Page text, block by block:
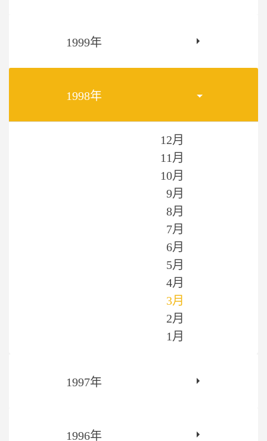
1999年
1998年
12月
11月
10月
9月
8月
7月
6月
5月
4月
3月
2月
1月
1997年
1996年